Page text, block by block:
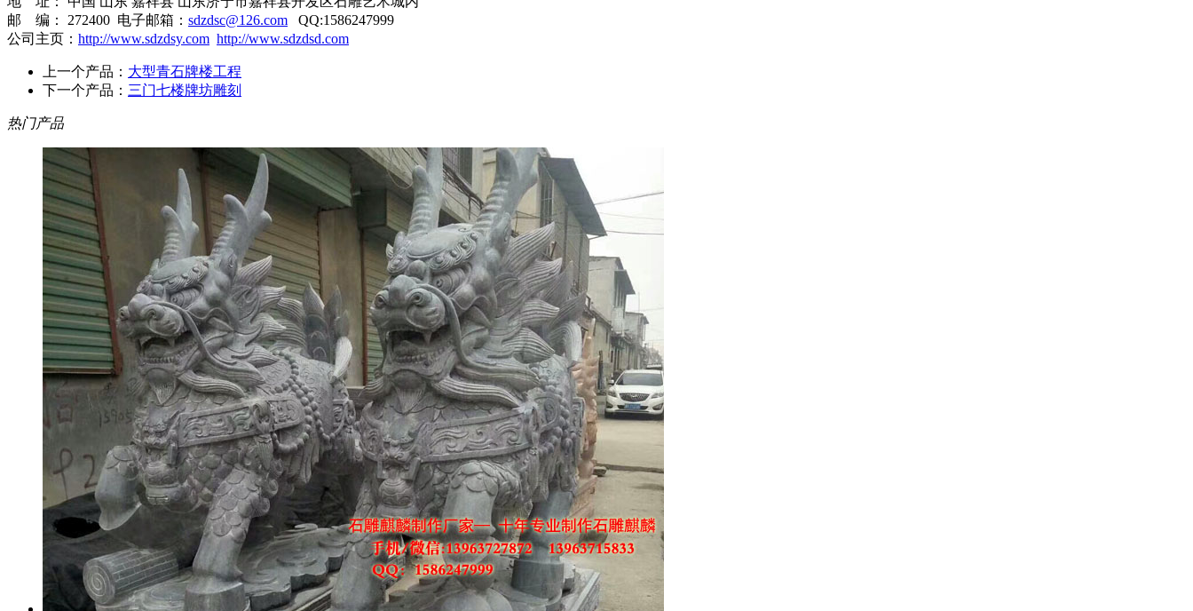
邮 编： 272400 电子邮箱： sdzdsc@126.com QQ:1586247999
公司主页： http://www.sdzdsy.com http://www.sdzdsd.com
上一个产品： 大型青石牌楼工程
下一个产品： 三门七楼牌坊雕刻
热门产品